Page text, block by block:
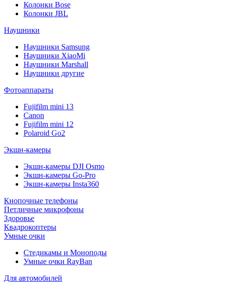
Колонки Bose
Колонки JBL
Наушники
Наушники Samsung
Наушники XiaoMi
Наушники Marshall
Наушники другие
Фотоаппараты
Fujifilm mini 13
Canon
Fujifilm mini 12
Polaroid Go2
Экшн-камеры
Экшн-камеры DJI Osmo
Экшн-камеры Go-Pro
Экшн-камеры Insta360
Кнопочные телефоны
Петличные микрофоны
Здоровье
Квадрокоптеры
Умные очки
Стедикамы и Моноподы
Умные очки RayBan
Для автомобилей